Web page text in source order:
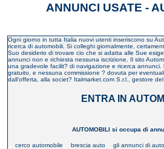
ANNUNCI USATE -
Ogni giorno in tutta Italia nuovi utenti inseriscono su
ricerca di automobili. Si colleghi giornalmente,
Suo desiderio di trovare cio che si adatta alle Sue
annunci non e richiesta nessuna iscrizione. Il sito
una gradevole facilit? di navigazione e ricerca
gratuito, e nessuna commissione ? dovuta per
dall'offerta, alla societ? Italmarket.com S.r.l., gestore del
ENTRA IN
AUTOMOBILI si occupa di
cerco automobile brescia auto gli annunci di auto